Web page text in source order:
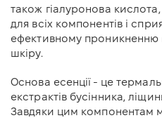
також гіалуронова
для всіх компонентів і
ефективному
шкіру.
Основа есенції - це
екстрактів бусінника,
Завдяки цим компонентам